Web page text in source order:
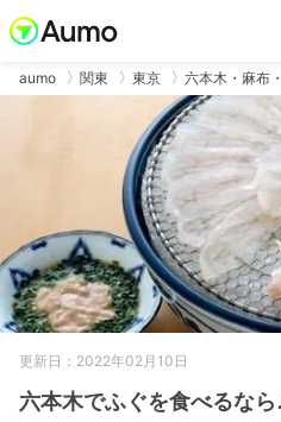
aumo 関東 東京 六本木・麻布
更新日：2022年02月10日
六本木でふぐを食べるな